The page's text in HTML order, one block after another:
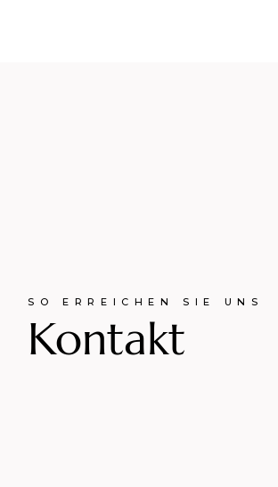
SO ERREICHEN SIE UNS
Kontakt